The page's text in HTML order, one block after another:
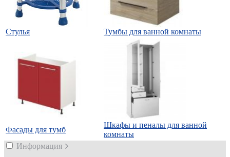
Стулья Тумбы для ванной комнаты
Фасады для тумб
Шкафы и пеналы для ванной
комнаты
Информация